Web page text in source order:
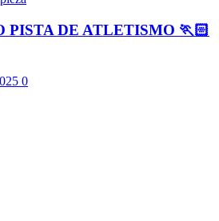
DE ATLETISMO 🏃🏻
0